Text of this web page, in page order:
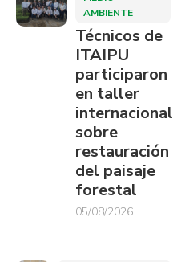
AMBIENTE
Técnicos de
ITAIPU
participaron
en taller
internacional
sobre
restauración
del paisaje
forestal
05/08/2026